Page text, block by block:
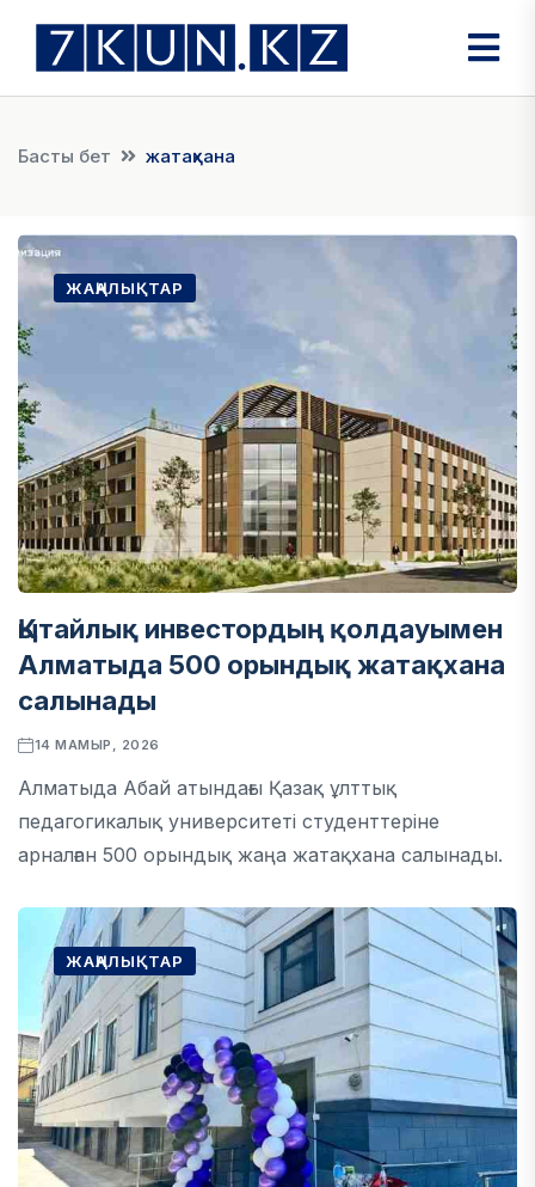
Басты бет жатақхана
ЖАҢАЛЫҚТАР
Қытайлық инвестордың қолдауымен
Алматыда 500 орындық жатақхана
салынады
14 МАМЫР, 2026
Алматыда Абай атындағы Қазақ ұлттық
педагогикалық университеті студенттеріне
арналған 500 орындық жаңа жатақхана салынады.
ЖАҢАЛЫҚТАР